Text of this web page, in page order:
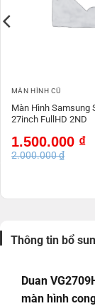
MÀN HÌNH CŨ
Màn Hình Samsung
27inch FullHD 2ND
2.000.000₫
Giá
gốc
là:
1.500.000 ₫
Giá
hiện
tại
Thông tin bổ
Duan
màn hình